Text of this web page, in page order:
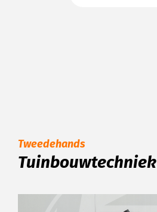
Tweedehands
Tuinbouwtechniek